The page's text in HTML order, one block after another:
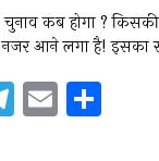
कब होगा ?
आने लगा है! इसका
T
el
E
m